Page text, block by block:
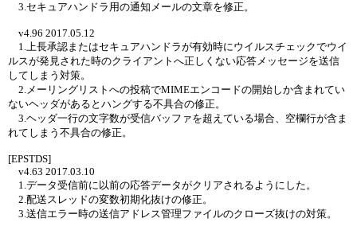
3.セキュアハンドラ用の通知メールの文章を修正。
v4.96 2017.05.12
1.上長承認またはセキュアハンドラが有効時にウイルスチェックでウイ
ルスが発見された時のクライアントへ正しくない応答メッセージを送信
してしまう対策。
2.メーリングリストへの投稿でMIMEエンコードの開始しか含まれてい
ないヘッダがあるとハングする不具合の修正。
3.ヘッダ一行の文字数が受信バッファを超えている場合、空欄行が含ま
れてしまう不具合の修正。
[EPSTDS]
v4.63 2017.03.10
1.データ受信前に以前の応答データがクリアされるようにした。
2.配送スレッドの変数初期化抜けの修正。
3.送信エラー時の送信アドレス管理ファイルのクローズ抜けの対策。